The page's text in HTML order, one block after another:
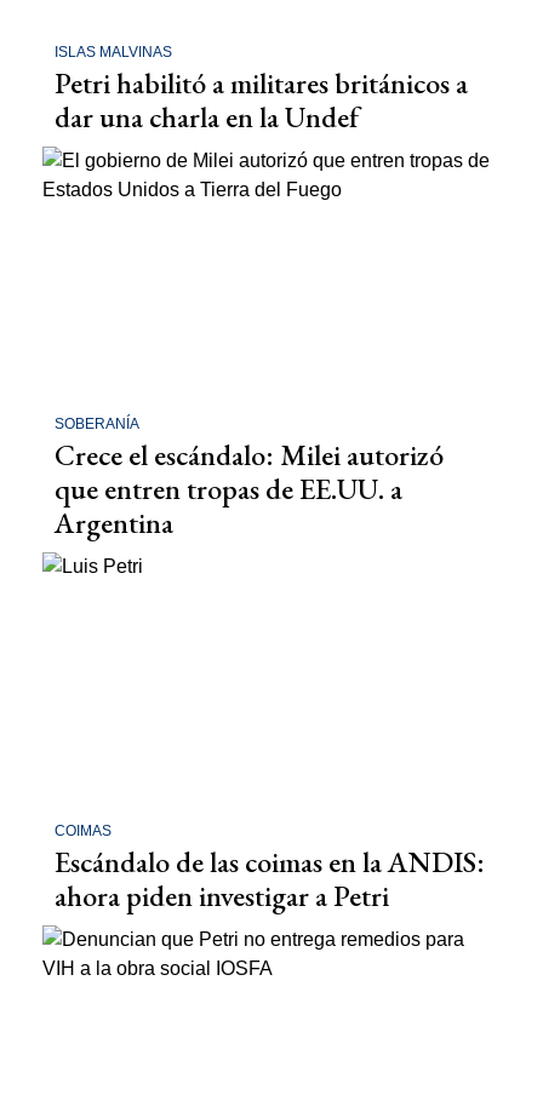
ISLAS MALVINAS
Petri habilitó a militares británicos a
dar una charla en la Undef
SOBERANÍA
Crece el escándalo: Milei autorizó
que entren tropas de EE.UU. a
Argentina
COIMAS
Escándalo de las coimas en la ANDIS:
ahora piden investigar a Petri